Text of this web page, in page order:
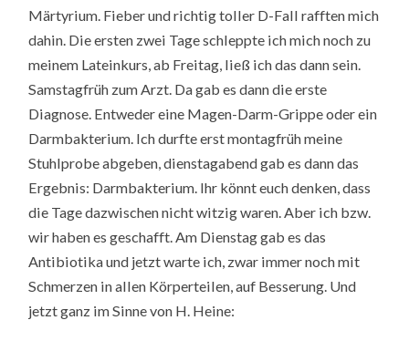
Märtyrium. Fieber und richtig toller D-Fall rafften mich
dahin. Die ersten zwei Tage schleppte ich mich noch zu
meinem Lateinkurs, ab Freitag, ließ ich das dann sein.
Samstagfrüh zum Arzt. Da gab es dann die erste
Diagnose. Entweder eine Magen-Darm-Grippe oder ein
Darmbakterium. Ich durfte erst montagfrüh meine
Stuhlprobe abgeben, dienstagabend gab es dann das
Ergebnis: Darmbakterium. Ihr könnt euch denken, dass
die Tage dazwischen nicht witzig waren. Aber ich bzw.
wir haben es geschafft. Am Dienstag gab es das
Antibiotika und jetzt warte ich, zwar immer noch mit
Schmerzen in allen Körperteilen, auf Besserung. Und
jetzt ganz im Sinne von H. Heine: